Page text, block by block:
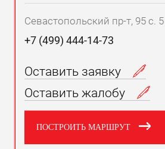
Севастопольский пр-т, 95 с. 5
+7 (499) 444-14-73
Оставить заявку
Оставить жалобу
ПОСТРОИТЬ МАРШРУТ